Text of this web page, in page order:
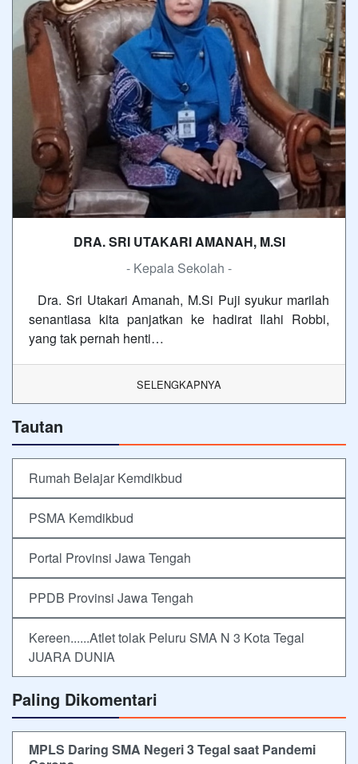
DRA. SRI UTAKARI AMANAH, M.SI
- Kepala Sekolah -
Dra. Sri Utakari Amanah, M.Si Puji syukur marilah
senantiasa kita panjatkan ke hadirat Ilahi Robbi,
yang tak pernah henti…
SELENGKAPNYA
Tautan
Rumah Belajar Kemdikbud
PSMA Kemdikbud
Portal Provinsi Jawa Tengah
PPDB Provinsi Jawa Tengah
Kereen......Atlet tolak Peluru SMA N 3 Kota Tegal
JUARA DUNIA
Paling Dikomentari
MPLS Daring SMA Negeri 3 Tegal saat Pandemi